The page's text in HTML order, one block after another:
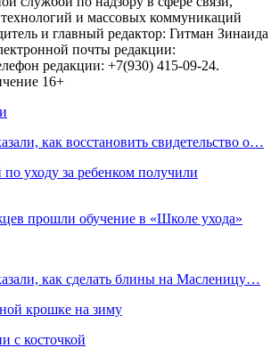
и массовых коммуникаций
и главный редактор: Гитман Зинаида
почты редакции:
редакции: +7(930) 415-09-24.
16+
как восстановить свидетельство о…
уходу за ребенком получили
прошли обучение в «Школе ухода»
как сделать блины на Масленицу…
крошке на зиму
с косточкой